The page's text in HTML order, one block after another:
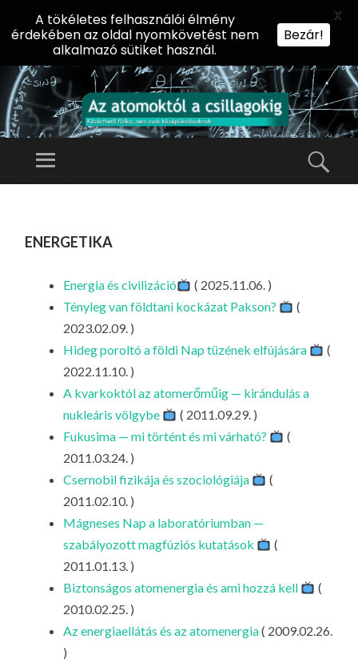
AZ
L
A
IL
G
O
KI
Előadássorozat
Intézetében
Menü
TARTALOMHOZ
energetika
Energia és civilizáció
( 2025.11.06. )
Tényleg van földtani kockázat Pakson?
(
2023.02.09. )
Hideg poroltó a földi Nap tüzének elfújására
(
2022.11.10. )
A kvarkoktól az atomerőműig — kirándulás a
nukleáris völgybe
( 2011.09.29. )
Fukusima — mi történt és mi várható?
(
2011.03.24. )
Csernobil fizikája és szociológiája
(
2011.02.10. )
Mágneses Nap a laboratóriumban —
szabályozott magfúziós kutatások
(
2011.01.13. )
Biztonságos atomenergia és ami hozzá kell
(
2010.02.25. )
Az energiaellátás és az atomenergia( 2009.02.26.
)
A tökéletes felhasználói élmény
érdekében az oldal nyomkövetést nem
alkalmazó sütiket használ.
Bezár!
X